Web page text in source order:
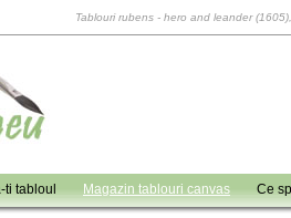
Tablouri rubens - hero and leander
tabloul Magazin tablouri canvas Ce